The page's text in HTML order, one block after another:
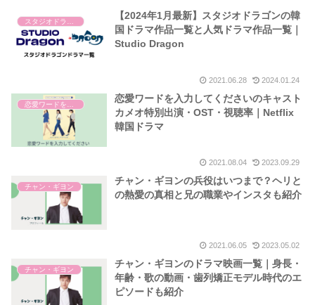
【2024年1月最新】スタジオドラゴンの韓
国ドラマ作品一覧と人気ドラマ作品一覧｜
Studio Dragon
2021.06.28 2024.01.24
恋愛ワードを入力してくださいのキャスト
カメオ特別出演・OST・視聴率｜Netflix
韓国ドラマ
2021.08.04 2023.09.29
チャン・ギヨン
チャン・ギヨンの兵役はいつまで？ヘリと
の熱愛の真相と兄の職業やインスタも紹介
2021.06.05 2023.05.02
チャン・ギヨン
チャン・ギヨンのドラマ映画一覧｜身長・
年齢・歌の動画・歯列矯正モデル時代のエ
ピソードも紹介